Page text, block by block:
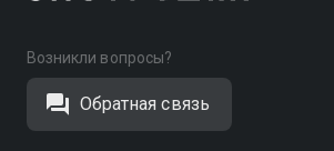
Возникли вопросы?
Обратная связь